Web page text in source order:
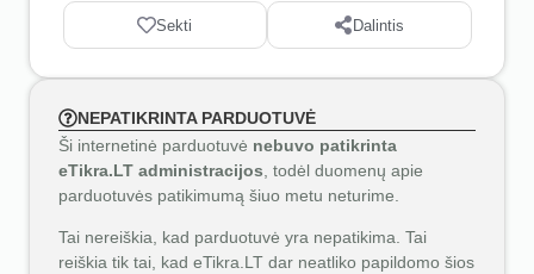
Sekti Dalintis
NEPATIKRINTA PARDUOTUVĖ
Ši internetinė parduotuvė nebuvo patikrinta
eTikra.LT administracijos , todėl duomenų apie
parduotuvės patikimumą šiuo metu neturime.
Tai nereiškia, kad parduotuvė yra nepatikima. Tai
reiškia tik tai, kad eTikra.LT dar neatliko papildomo šios